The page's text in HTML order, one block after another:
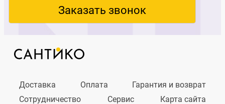
Заказать звонок
Доставка Оплата
Гарантия и возврат
Сотрудничество
Сервис Карта сайта